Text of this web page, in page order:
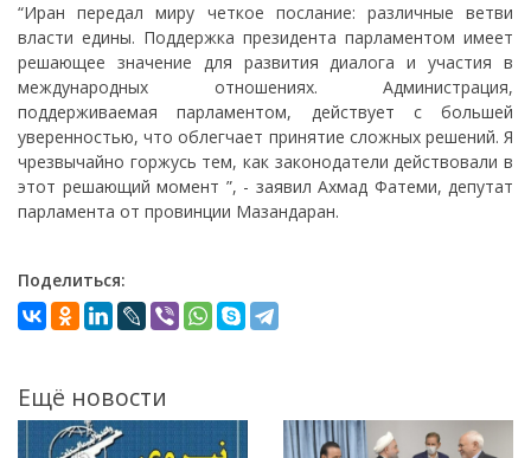
“Иран передал миру четкое послание: различные ветви
власти едины. Поддержка президента парламентом имеет
решающее значение для развития диалога и участия в
международных отношениях. Администрация,
поддерживаемая парламентом, действует с большей
уверенностью, что облегчает принятие сложных решений. Я
чрезвычайно горжусь тем, как законодатели действовали в
этот решающий момент ”, - заявил Ахмад Фатеми, депутат
парламента от провинции Мазандаран.
Поделиться:
Ещё новости